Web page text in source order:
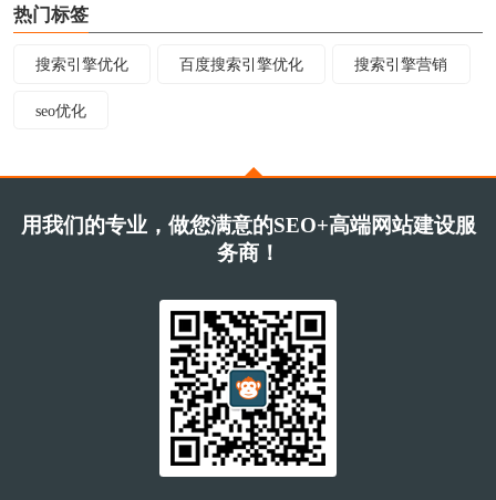
热门标签
搜索引擎优化 百度搜索引擎优化 搜索引擎营销
seo优化
用我们的专业，做您满意的SEO+高端网站建设服
务商！